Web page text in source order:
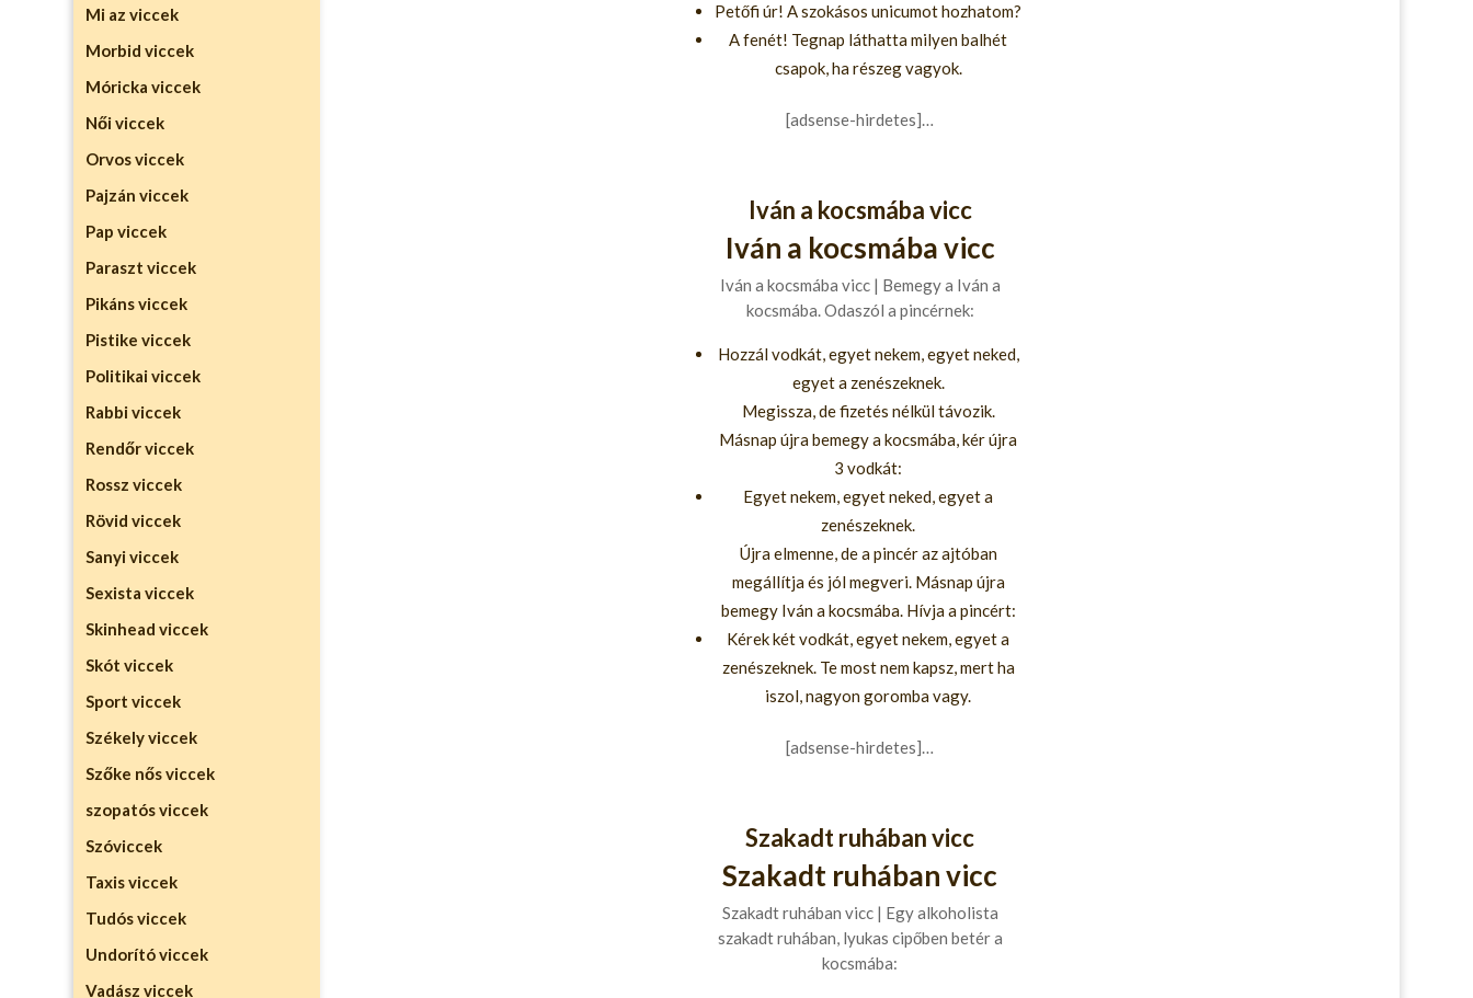
Mi az viccek
Morbid viccek
Móricka viccek
Női viccek
Orvos viccek
Pajzán viccek
Pap viccek
Paraszt viccek
Pikáns viccek
Pistike viccek
Politikai viccek
Rabbi viccek
Rendőr viccek
Rossz viccek
Rövid viccek
Sanyi viccek
Sexista viccek
Skinhead viccek
Skót viccek
Sport viccek
Székely viccek
Szőke nős viccek
szopatós viccek
Szóviccek
Taxis viccek
Tudós viccek
Undorító viccek
Vadász viccek
Petőfi úr! A szokásos unicumot hozhatom?
A fenét! Tegnap láthatta milyen balhét
csapok, ha részeg vagyok.
[adsense-hirdetes]…
Iván a kocsmába vicc
Iván a kocsmába vicc
Iván a kocsmába vicc | Bemegy a Iván a
kocsmába. Odaszól a pincérnek:
Hozzál vodkát, egyet nekem, egyet neked,
egyet a zenészeknek.
Megissza, de fizetés nélkül távozik.
Másnap újra bemegy a kocsmába, kér újra
3 vodkát:
Egyet nekem, egyet neked, egyet a
zenészeknek.
Újra elmenne, de a pincér az ajtóban
megállítja és jól megveri. Másnap újra
bemegy Iván a kocsmába. Hívja a pincért:
Kérek két vodkát, egyet nekem, egyet a
zenészeknek. Te most nem kapsz, mert ha
iszol, nagyon goromba vagy.
[adsense-hirdetes]…
Szakadt ruhában vicc
Szakadt ruhában vicc
Szakadt ruhában vicc | Egy alkoholista
szakadt ruhában, lyukas cipőben betér a
kocsmába: